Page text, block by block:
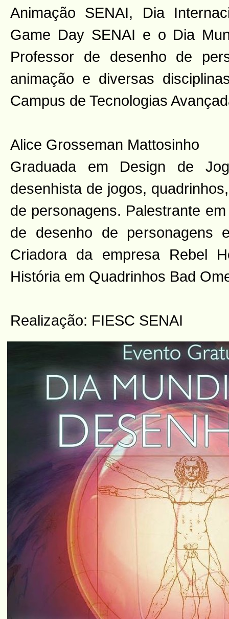
Animação SENAI, Dia
Game Day SENAI e o Dia
Professor de desenho de
animação e diversas
Campus de Tecnologias
Alice Grosseman Mattosinho
Graduada em Design de
desenhista de jogos,
de personagens. Palestrante
de desenho de personagens
Criadora da empresa Rebel
História em Quadrinhos Bad
Realização: FIESC SENAI